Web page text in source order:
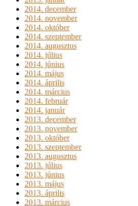
2014. december
2014. november
2014. október
2014. szeptember
2014. augusztus
2014. július
2014. június
2014. május
2014. április
2014. március
2014. február
2014. január
2013. december
2013. november
2013. október
2013. szeptember
2013. augusztus
2013. július
2013. június
2013. május
2013. április
2013. március